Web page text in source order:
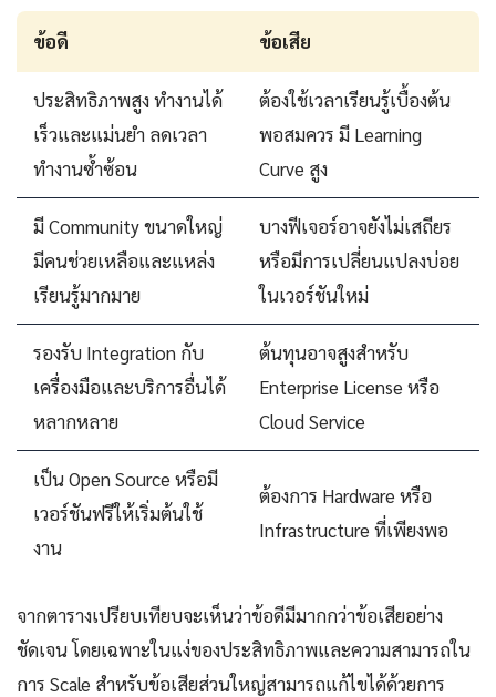
ข้อดี ข้อเสีย
ประสิทธิภาพสูง ทำงานได้
เร็วและแม่นยำ ลดเวลา
ทำงานซ้ำซ้อน
ต้องใช้เวลาเรียนรู้เบื้องต้น
พอสมควร มี Learning
Curve สูง
มี Community ขนาดใหญ่
มีคนช่วยเหลือและแหล่ง
เรียนรู้มากมาย
บางฟีเจอร์อาจยังไม่เสถียร
หรือมีการเปลี่ยนแปลงบ่อย
ในเวอร์ชันใหม่
รองรับ Integration กับ
เครื่องมือและบริการอื่นได้
หลากหลาย
ต้นทุนอาจสูงสำหรับ
Enterprise License หรือ
Cloud Service
เป็น Open Source หรือมี
เวอร์ชันฟรีให้เริ่มต้นใช้
งาน
ต้องการ Hardware หรือ
Infrastructure ที่เพียงพอ
จากตารางเปรียบเทียบจะเห็นว่าข้อดีมีมากกว่าข้อเสียอย่าง
ชัดเจน โดยเฉพาะในแง่ของประสิทธิภาพและความสามารถใน
การ Scale สำหรับข้อเสียส่วนใหญ่สามารถแก้ไขได้ด้วยการ